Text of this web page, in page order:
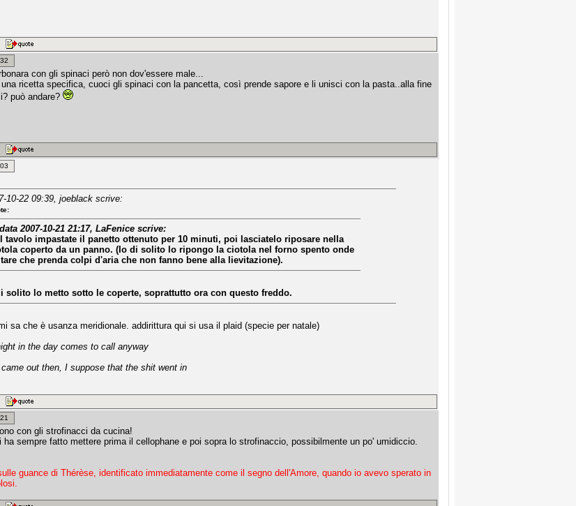
con gli spinaci però non dov'essere male...
ricetta specifica, cuoci gli spinaci con la pancetta, così prende sapore e li unisci con la pasta..alla fine
può andare?
10-22 09:39, joeblack scrive:
2007-10-21 21:17, LaFenice scrive:
tavolo impastate il panetto ottenuto per 10 minuti, poi lasciatelo riposare nella
coperto da un panno. (Io di solito lo ripongo la ciotola nel forno spento onde
che prenda colpi d'aria che non fanno bene alla lievitazione).
solito lo metto sotto le coperte, soprattutto ora con questo freddo.
sa che è usanza meridionale. addirittura qui si usa il plaid (specie per natale)
in the day comes to call anyway
out then, I suppose that the shit went in
con gli strofinacci da cucina!
ha sempre fatto mettere prima il cellophane e poi sopra lo strofinaccio, possibilmente un po' umidiccio.
guance di Thérèse, identificato immediatamente come il segno dell'Amore, quando io avevo sperato in